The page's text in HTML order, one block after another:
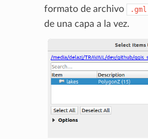
formato de archivo
.gml
de una capa a la vez.